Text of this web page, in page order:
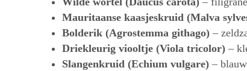
Mauritaanse kaasjeskruid (Malva
Bolderik (Agrostemma githago) –
Driekleurig viooltje (Viola tricolor) –
Slangenkruid (Echium vulgare) –